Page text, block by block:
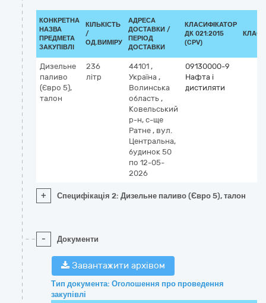
КОНКРЕТНА
НАЗВА
ПРЕДМЕТА
ЗАКУПІВЛІ
КІЛЬКІСТЬ
/
ОД.ВИМІРУ
АДРЕСА
ДОСТАВКИ /
ПЕРІОД
ДОСТАВКИ
КЛАСИФІКАТОР
ДК 021:2015
(CPV)
Дизельне
паливо
(Євро 5),
талон
236
літр
44101 ,
Україна ,
Волинська
область ,
Ковельський
р-н, с-ще
Ратне , вул.
Центральна,
будинок 50
по 12-05-
2026
09130000-9
Нафта і
дистиляти
+ Специфікація 2: Дизельне паливо (Євро 5), талон
- Документи
Завантажити архівом
Тип документа: Оголошення про проведення
закупівлі